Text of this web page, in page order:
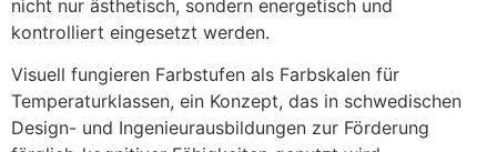
nicht nur ästhetisch, sondern energetisch und
kontrolliert eingesetzt werden.
Visuell fungieren Farbstufen als Farbskalen für
Temperaturklassen, ein Konzept, das in schwedischen
Design- und Ingenieurausbildungen zur Förderung